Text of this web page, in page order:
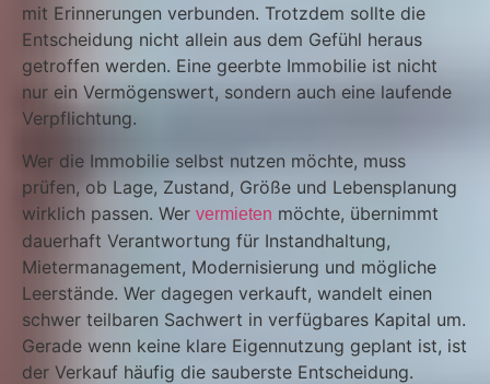
mit Erinnerungen verbunden. Trotzdem sollte die
Entscheidung nicht allein aus dem Gefühl heraus
getroffen werden. Eine geerbte Immobilie ist nicht
nur ein Vermögenswert, sondern auch eine laufende
Verpflichtung.
Wer die Immobilie selbst nutzen möchte, muss
prüfen, ob Lage, Zustand, Größe und Lebensplanung
wirklich passen. Wer vermieten möchte, übernimmt
dauerhaft Verantwortung für Instandhaltung,
Mietermanagement, Modernisierung und mögliche
Leerstände. Wer dagegen verkauft, wandelt einen
schwer teilbaren Sachwert in verfügbares Kapital um.
Gerade wenn keine klare Eigennutzung geplant ist, ist
der Verkauf häufig die sauberste Entscheidung.